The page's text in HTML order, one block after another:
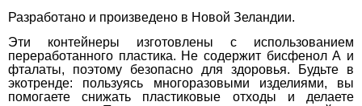
Разработано и произведено в Новой Зеландии.
Эти контейнеры изготовлены с использованием
переработанного пластика. Не содержит бисфенол А и
фталаты, поэтому безопасно для здоровья. Будьте в
экотренде: пользуясь многоразовыми изделиями, вы
помогаете снижать пластиковые отходы и делаете